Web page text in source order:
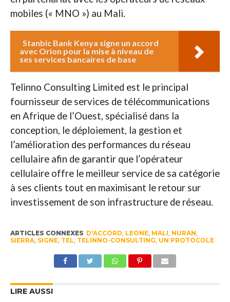
mobiles (« MNO ») au Mali.
Stanbic Bank Kenya signe un accord
avec Orion pour la mise à niveau de
ses services bancaires de base
Telinno Consulting Limited est le principal
fournisseur de services de télécommunications
en Afrique de l’Ouest, spécialisé dans la
conception, le déploiement, la gestion et
l’amélioration des performances du réseau
cellulaire afin de garantir que l’opérateur
cellulaire offre le meilleur service de sa catégorie
à ses clients tout en maximisant le retour sur
investissement de son infrastructure de réseau.
ARTICLES CONNEXES D'ACCORD, LEONE, MALI, NURAN,
SIERRA, SIGNE, TEL, TELINNO-CONSULTING, UN PROTOCOLE
LIRE AUSSI